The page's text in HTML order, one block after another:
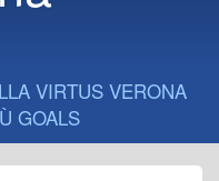
VIRTUS VERONA
GOALS